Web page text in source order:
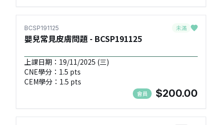
BCSP191125 未滿
嬰兒常見皮膚問題 - BCSP191125
上課日期：19/11/2025 (三)
CNE學分：1.5 pts
CEM學分：1.5 pts
會員 $200.00